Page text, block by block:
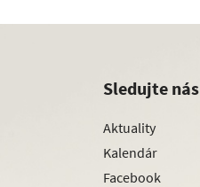
Sledujte nás
Aktuality
Kalendár
Facebook